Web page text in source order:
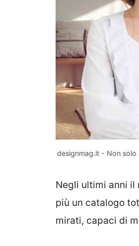
designmag.it - Non
Negli ultimi anni il
più un catalogo
mirati, capaci di